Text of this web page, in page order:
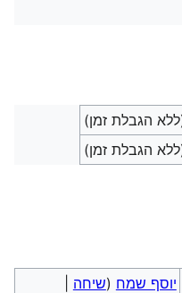
הגבלת זמן)
הגבלת זמן)
יוסף שמח (שיחה